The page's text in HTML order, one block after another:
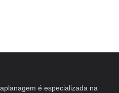
é especializada na